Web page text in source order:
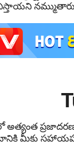
Русский
Türkçe
日本語
العربية
اُردُو
ప్రజాదరణ
మీకు